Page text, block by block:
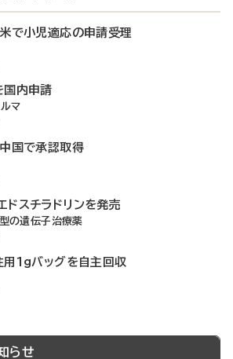
米で小児適応の申請受理
国内申請
マ
中国で承認取得
ドスチラドリンを発売
の遺伝子治療薬
用1gバッグを自主回収
らせ